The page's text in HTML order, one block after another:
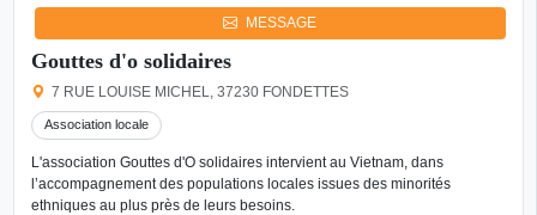
MESSAGE
Gouttes d'o solidaires
7 RUE LOUISE MICHEL, 37230 FONDETTES
Association locale
L'association Gouttes d'O solidaires intervient au Vietnam, dans
l’accompagnement des populations locales issues des minorités
ethniques au plus près de leurs besoins.